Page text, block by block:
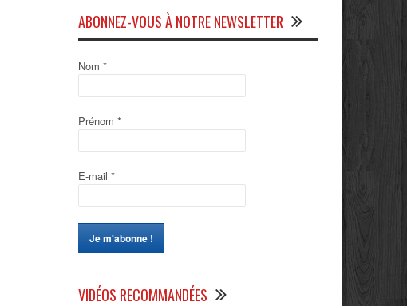
ABONNEZ-VOUS À NOTRE NEWSLETTER
Nom *
Prénom *
E-mail *
VIDÉOS RECOMMANDÉES